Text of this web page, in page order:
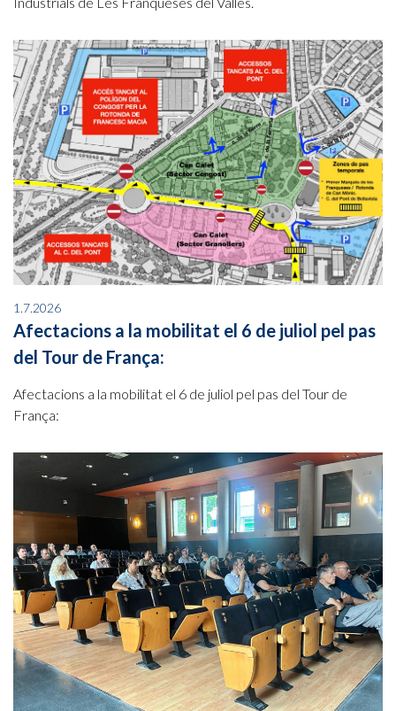
1.7.2026
Afectacions a la mobilitat el 6 de juliol pel pas
del Tour de França:
Afectacions a la mobilitat el 6 de juliol pel pas del Tour de
França: